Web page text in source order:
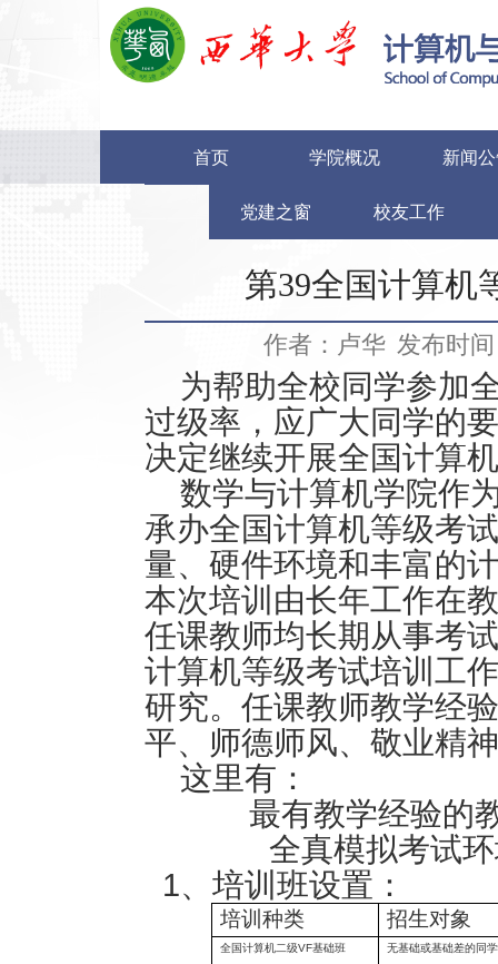
首页 学院概况 新闻
党建之窗 校友工作
第39全国计算机
作者：卢华 发布时
为帮助全校同学参加
过级率，应广大同学的
决定继续开展全国计算
数学与计算机学院作
承办全国计算机等级考
量、硬件环境和丰富的
本次培训由长年工作在
任课教师均长期从事考
计算机等级考试培训工
研究。任课教师教学经
平、师德师风、敬业精
这里有：
最有教学经验的
全真模拟考试
1、 培训班设置：
培训种类 招生对象
全国计算机二级VF基础班 无基础或基础差的同学